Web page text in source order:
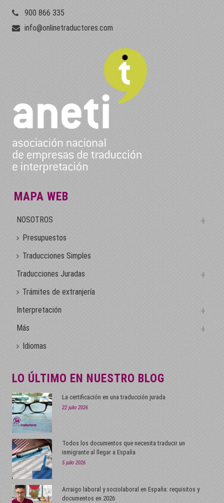
900 866 335
info@onlinetraductores.com
MAPA WEB
NOSOTROS
Presupuestos
Traducciones Simples
Traducciones Juradas
Trámites de extranjería
Interpretación
Más
Idiomas
LO ÚLTIMO EN NUESTRO BLOG
La certificación en una traducción jurada
22 julio 2026
Todos los documentos que necesita traducir un
inmigrante al llegar a España
5 julio 2026
Arraigo laboral y sociolaboral en España: requisitos y
documentos en 2026